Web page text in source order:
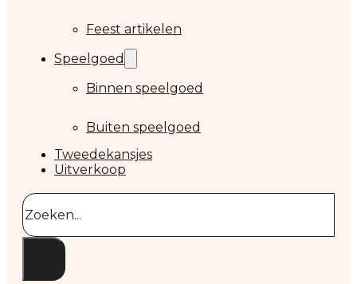
Feest artikelen
Speelgoed
Binnen speelgoed
Buiten speelgoed
Tweedekansjes
Uitverkoop
Zoeken